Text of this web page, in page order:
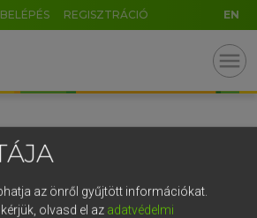
BELÉPÉS REGISZTRÁCIÓ EN
menu
az önről gyűjtött információkat.
olvasd el az adatvédelmi
l
, . - AltGr